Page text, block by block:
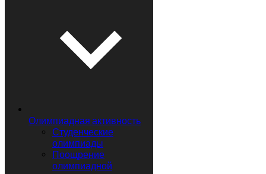
Олимпиадная активность
Студенческие
олимпиады
Поощрение
олимпиадной